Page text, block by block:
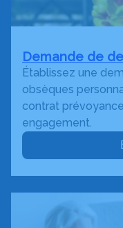
Demande de
Établissez une
obsèques
contrat
engagement.